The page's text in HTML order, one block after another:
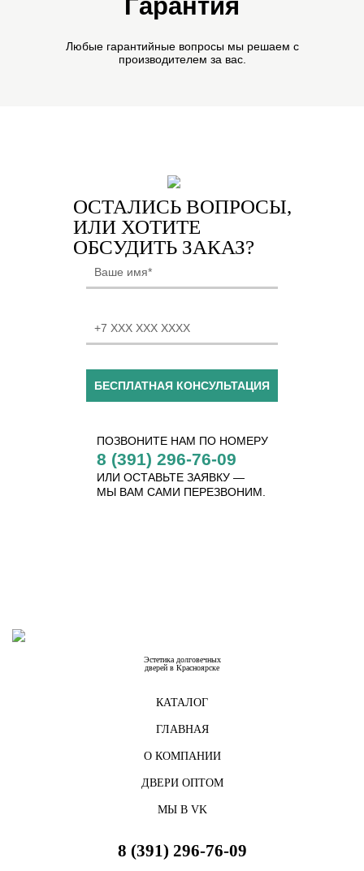
Гарантия
Любые гарантийные вопросы мы решаем с
производителем за вас.
ОСТАЛИСЬ ВОПРОСЫ,
ИЛИ ХОТИТЕ
ОБСУДИТЬ ЗАКАЗ?
БЕСПЛАТНАЯ КОНСУЛЬТАЦИЯ
ПОЗВОНИТЕ НАМ ПО НОМЕРУ
8 (391) 296-76-09
ИЛИ ОСТАВЬТЕ ЗАЯВКУ —
МЫ ВАМ САМИ ПЕРЕЗВОНИМ.
Эстетика долговечных
дверей в Красноярске
КАТАЛОГ
ГЛАВНАЯ
О КОМПАНИИ
ДВЕРИ ОПТОМ
МЫ В VK
8 (391) 296-76-09